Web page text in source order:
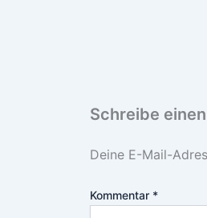
Schreibe
Deine E-Mail-
Kommentar *